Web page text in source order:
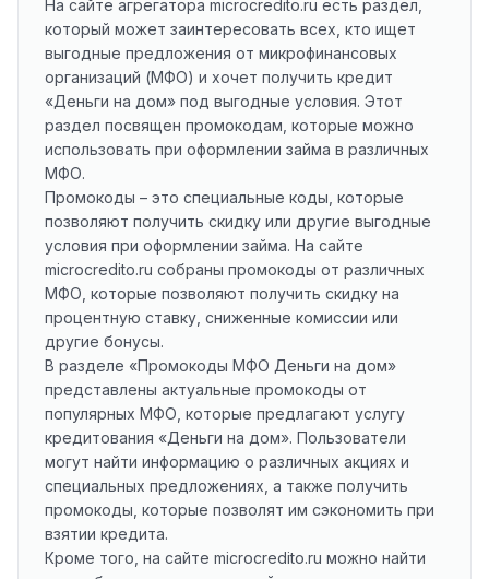
На сайте агрегатора microcredito.ru есть раздел,
который может заинтересовать всех, кто ищет
выгодные предложения от микрофинансовых
организаций (МФО) и хочет получить кредит
«Деньги на дом» под выгодные условия. Этот
раздел посвящен промокодам, которые можно
использовать при оформлении займа в различных
МФО.
Промокоды – это специальные коды, которые
позволяют получить скидку или другие выгодные
условия при оформлении займа. На сайте
microcredito.ru собраны промокоды от различных
МФО, которые позволяют получить скидку на
процентную ставку, сниженные комиссии или
другие бонусы.
В разделе «Промокоды МФО Деньги на дом»
представлены актуальные промокоды от
популярных МФО, которые предлагают услугу
кредитования «Деньги на дом». Пользователи
могут найти информацию о различных акциях и
специальных предложениях, а также получить
промокоды, которые позволят им сэкономить при
взятии кредита.
Кроме того, на сайте microcredito.ru можно найти